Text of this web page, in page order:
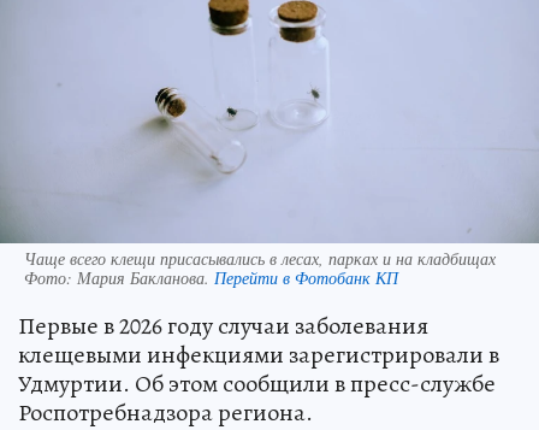
Чаще всего клещи присасывались в лесах, парках и на кладбищах
Фото: Мария Бакланова. Перейти в Фотобанк КП
Первые в 2026 году случаи заболевания
клещевыми инфекциями зарегистрировали в
Удмуртии. Об этом сообщили в пресс-службе
Роспотребнадзора региона.